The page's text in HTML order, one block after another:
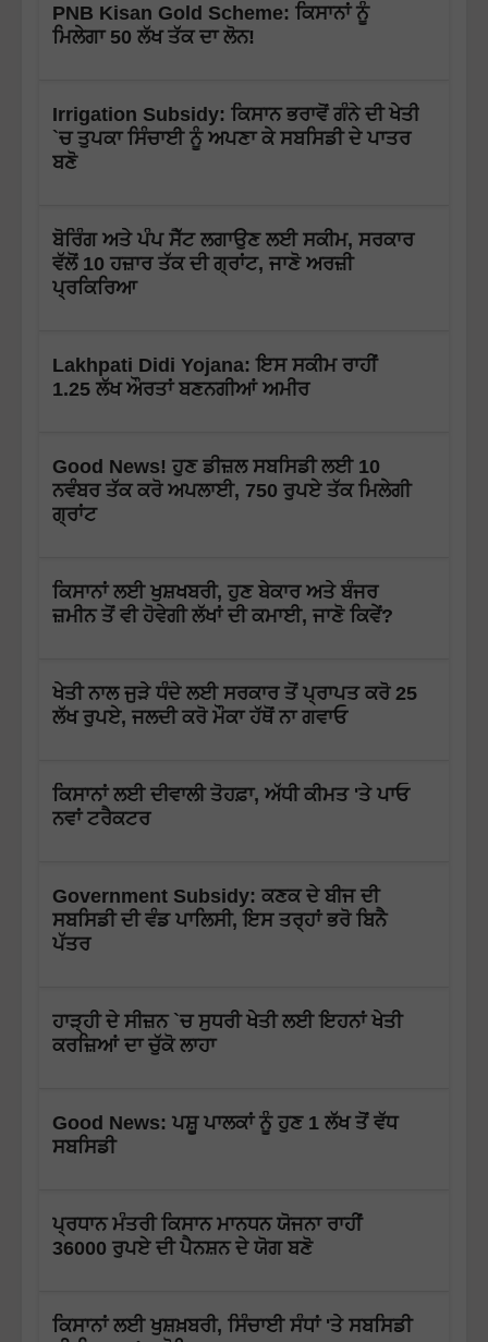
PNB Kisan Gold Scheme: ਕਿਸਾਨਾਂ ਨੂੰ
ਮਿਲੇਗਾ 50 ਲੱਖ ਤੱਕ ਦਾ ਲੋਨ!
Irrigation Subsidy: ਕਿਸਾਨ ਭਰਾਵੋਂ ਗੰਨੇ ਦੀ ਖੇਤੀ
`ਚ ਤੁਪਕਾ ਸਿੰਚਾਈ ਨੂੰ ਅਪਣਾ ਕੇ ਸਬਸਿਡੀ ਦੇ ਪਾਤਰ
ਬਣੋ
ਬੋਰਿੰਗ ਅਤੇ ਪੰਪ ਸੈੱਟ ਲਗਾਉਣ ਲਈ ਸਕੀਮ, ਸਰਕਾਰ
ਵੱਲੋਂ 10 ਹਜ਼ਾਰ ਤੱਕ ਦੀ ਗ੍ਰਾਂਟ, ਜਾਣੋ ਅਰਜ਼ੀ
ਪ੍ਰਕਿਰਿਆ
Lakhpati Didi Yojana: ਇਸ ਸਕੀਮ ਰਾਹੀਂ
1.25 ਲੱਖ ਔਰਤਾਂ ਬਣਨਗੀਆਂ ਅਮੀਰ
Good News! ਹੁਣ ਡੀਜ਼ਲ ਸਬਸਿਡੀ ਲਈ 10
ਨਵੰਬਰ ਤੱਕ ਕਰੋ ਅਪਲਾਈ, 750 ਰੁਪਏ ਤੱਕ ਮਿਲੇਗੀ
ਗ੍ਰਾਂਟ
ਕਿਸਾਨਾਂ ਲਈ ਖੁਸ਼ਖਬਰੀ, ਹੁਣ ਬੇਕਾਰ ਅਤੇ ਬੰਜਰ
ਜ਼ਮੀਨ ਤੋਂ ਵੀ ਹੋਵੇਗੀ ਲੱਖਾਂ ਦੀ ਕਮਾਈ, ਜਾਣੋ ਕਿਵੇਂ?
ਖੇਤੀ ਨਾਲ ਜੁੜੇ ਧੰਦੇ ਲਈ ਸਰਕਾਰ ਤੋਂ ਪ੍ਰਾਪਤ ਕਰੋ 25
ਲੱਖ ਰੁਪਏ, ਜਲਦੀ ਕਰੋ ਮੌਕਾ ਹੱਥੋਂ ਨਾ ਗਵਾਓ
ਕਿਸਾਨਾਂ ਲਈ ਦੀਵਾਲੀ ਤੋਹਫ਼ਾ, ਅੱਧੀ ਕੀਮਤ 'ਤੇ ਪਾਓ
ਨਵਾਂ ਟਰੈਕਟਰ
Government Subsidy: ਕਣਕ ਦੇ ਬੀਜ ਦੀ
ਸਬਸਿਡੀ ਦੀ ਵੰਡ ਪਾਲਿਸੀ, ਇਸ ਤਰ੍ਹਾਂ ਭਰੋ ਬਿਨੈ
ਪੱਤਰ
ਹਾੜ੍ਹੀ ਦੇ ਸੀਜ਼ਨ `ਚ ਸੁਧਰੀ ਖੇਤੀ ਲਈ ਇਹਨਾਂ ਖੇਤੀ
ਕਰਜ਼ਿਆਂ ਦਾ ਚੁੱਕੋ ਲਾਹਾ
Good News: ਪਸ਼ੂ ਪਾਲਕਾਂ ਨੂੰ ਹੁਣ 1 ਲੱਖ ਤੋਂ ਵੱਧ
ਸਬਸਿਡੀ
ਪ੍ਰਧਾਨ ਮੰਤਰੀ ਕਿਸਾਨ ਮਾਨਧਨ ਯੋਜਨਾ ਰਾਹੀਂ
36000 ਰੁਪਏ ਦੀ ਪੈਨਸ਼ਨ ਦੇ ਯੋਗ ਬਣੋ
ਕਿਸਾਨਾਂ ਲਈ ਖੁਸ਼ਖ਼ਬਰੀ, ਸਿੰਚਾਈ ਸੰਧਾਂ 'ਤੇ ਸਬਸਿਡੀ